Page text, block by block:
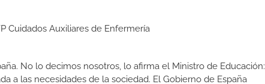
Cuidados Auxiliares de Enfermería
No lo decimos nosotros, lo afirma el Ministro de Educación:
a las necesidades de la sociedad. El Gobierno de España